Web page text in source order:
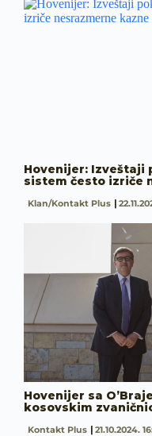
Hovenijer: Izveštaji
sistem često izriče
Klan/Kontakt Plus
Hovenijer sa
kosovskim
Kontakt Plus 21.10.2024.